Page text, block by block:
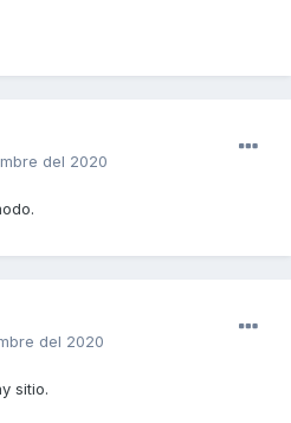
del 2020
del 2020
sitio.